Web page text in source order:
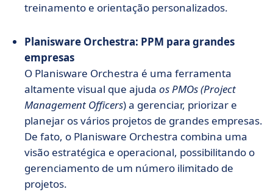
treinamento e orientação personalizados.
Planisware Orchestra: PPM para grandes
empresas
O Planisware Orchestra é uma ferramenta
altamente visual que ajuda os PMOs (Project
Management Officers) a gerenciar, priorizar e
planejar os vários projetos de grandes empresas.
De fato, o Planisware Orchestra combina uma
visão estratégica e operacional, possibilitando o
gerenciamento de um número ilimitado de
projetos.